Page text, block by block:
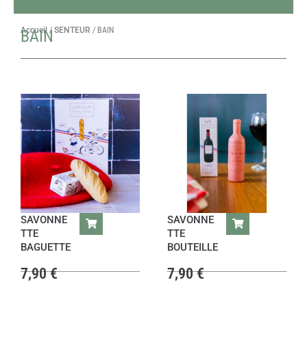
Accueil / SENTEUR / BAIN
BAIN
SAVONNE
TTE
BAGUETTE
7,90€
SAVONNE
TTE
BOUTEILLE
7,90€